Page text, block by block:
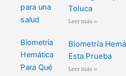
Toluca
Leer más »
Biometría
Esta Prueba
Leer más »